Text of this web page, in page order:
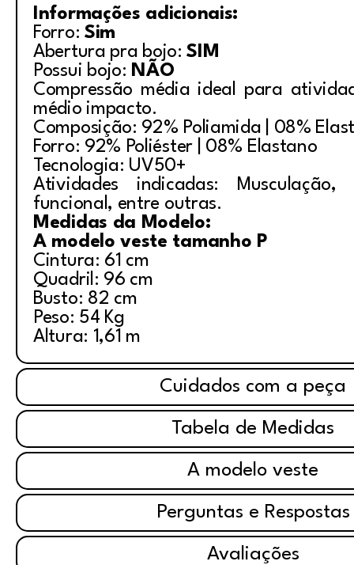
Informações adicionais:
Forro: Sim
Abertura pra bojo:SIM
Possui bojo: NÃO
Compressão média ideal para
médio impacto.
Composição: 92% Poliamida | 08%
Forro: 92% Poliéster | 08% Elastano
Tecnologia: UV50+
Atividades indicadas:
funcional, entre outras.
Medidas da Modelo:
A modelo veste tamanho P
Cintura: 61 cm
Quadril: 96 cm
Busto: 82 cm
Peso: 54 Kg
Altura: 1,61 m
Cuidados com a peça
Tabela de Medidas
A modelo veste
Perguntas e Respostas
Avaliações